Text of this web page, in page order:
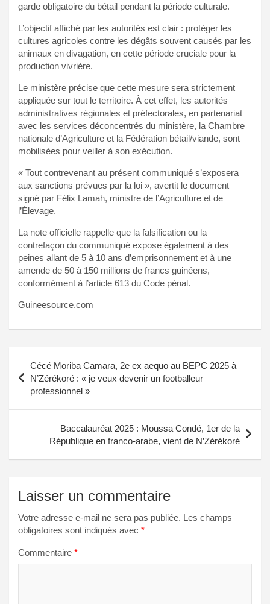
garde obligatoire du bétail pendant la période culturale.
L’objectif affiché par les autorités est clair : protéger les
cultures agricoles contre les dégâts souvent causés par les
animaux en divagation, en cette période cruciale pour la
production vivrière.
Le ministère précise que cette mesure sera strictement
appliquée sur tout le territoire. À cet effet, les autorités
administratives régionales et préfectorales, en partenariat
avec les services déconcentrés du ministère, la Chambre
nationale d’Agriculture et la Fédération bétail/viande, sont
mobilisées pour veiller à son exécution.
« Tout contrevenant au présent communiqué s’exposera
aux sanctions prévues par la loi », avertit le document
signé par Félix Lamah, ministre de l’Agriculture et de
l’Élevage.
La note officielle rappelle que la falsification ou la
contrefaçon du communiqué expose également à des
peines allant de 5 à 10 ans d’emprisonnement et à une
amende de 50 à 150 millions de francs guinéens,
conformément à l’article 613 du Code pénal.
Guineesource.com
de
l’article
Cécé Moriba Camara, 2e ex aequo au BEPC 2025 à
N’Zérékoré : « je veux devenir un footballeur
professionnel »
Baccalauréat 2025 : Moussa Condé, 1er de la
République en franco-arabe, vient de N’Zérékoré
Laisser un commentaire
Votre adresse e-mail ne sera pas publiée. Les champs
obligatoires sont indiqués avec *
Commentaire *